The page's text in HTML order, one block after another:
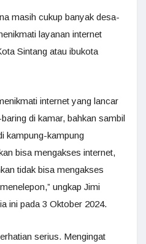
masih cukup banyak desa-
layanan internet
Sintang atau ibukota
internet yang lancar
di kamar, bahkan sambil
kampung-kampung
bisa mengakses internet,
tidak bisa mengakses
ungkap Jimi
ini pada 3 Oktober 2024.
serius. Mengingat